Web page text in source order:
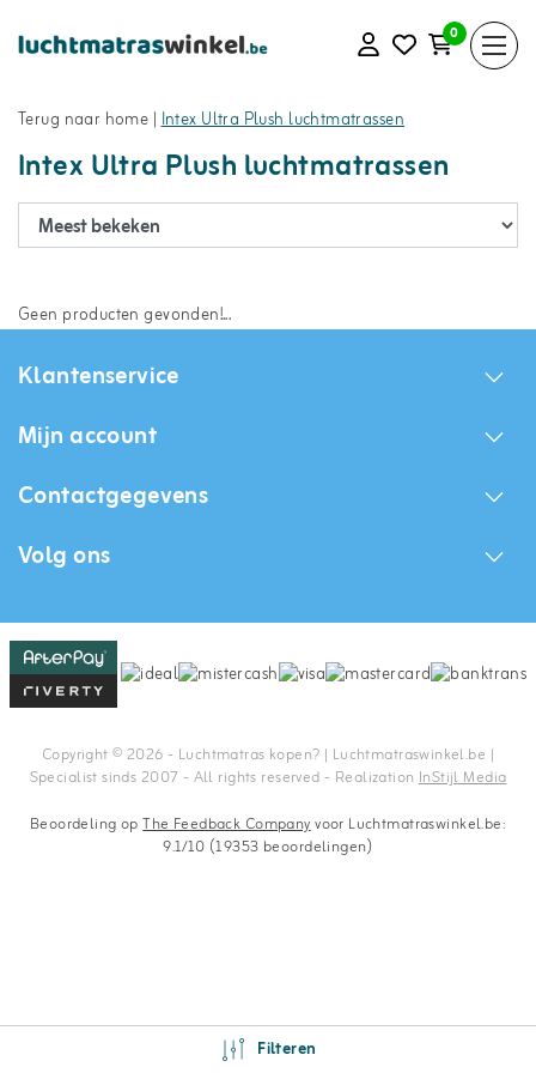
0
Terug naar home |Intex Ultra Plush luchtmatrassen
Intex Ultra Plush luchtmatrassen
Geen producten gevonden!...
Klantenservice
Mijn account
Contactgegevens
Volg ons
Copyright © 2026 - Luchtmatras kopen? | Luchtmatraswinkel.be |
Specialist sinds 2007 - All rights reserved - Realization InStijl Media
Filteren
Beoordeling opThe Feedback Companyvoor Luchtmatraswinkel.be:
9.1/10 (19353 beoordelingen)